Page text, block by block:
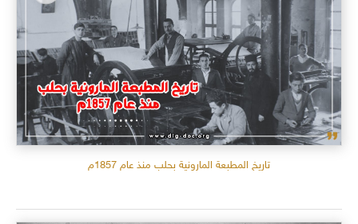
تاريخ المطبعة المارونية بحلب منذ عام 1857م